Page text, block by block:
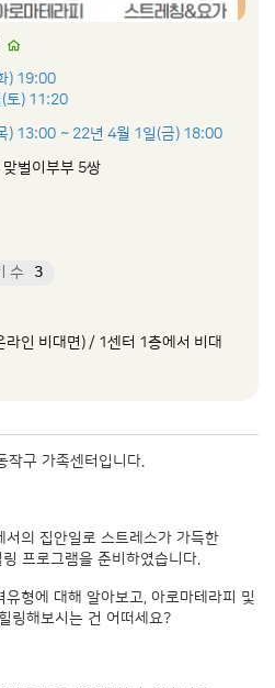
) 19:00
토) 11:20
) 13:00 ~ 22년 4월 1일(금) 18:00
벌이부부 5쌍
수 3
라인 비대면) / 1센터 1층에서 비대
작구 가족센터입니다.
의 집안일로 스트레스가 가득한
프로그램을 준비하였습니다.
형에 대해 알아보고, 아로마테라피 및
링해보시는 건 어떠세요?